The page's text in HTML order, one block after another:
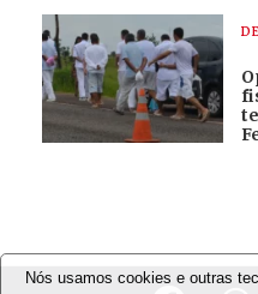
Nós usamos cookies e outras